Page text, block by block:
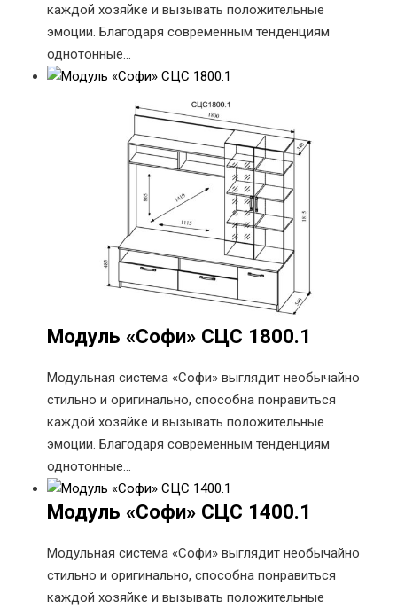
каждой хозяйке и вызывать положительные
эмоции. Благодаря современным тенденциям
однотонные…
Модуль «Софи» СЦС 1800.1
Модульная система «Софи» выглядит необычайно
стильно и оригинально, способна понравиться
каждой хозяйке и вызывать положительные
эмоции. Благодаря современным тенденциям
однотонные…
Модуль «Софи» СЦС 1400.1
Модульная система «Софи» выглядит необычайно
стильно и оригинально, способна понравиться
каждой хозяйке и вызывать положительные